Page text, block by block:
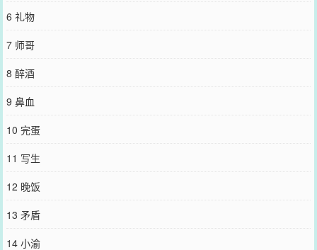
的猫也湿润了眼睛，“喵。”柏沉：……你要不先，起来？事后据柏沉
回忆，他从没见过饿成这样的人……和猫。一碗普普通通的黄焖鸡米
饭，人边吃边哭，猫边吃边叫……——在因为心理问题休学的两年
里，柏（bai）沉自学做饭并且开始在网上发布美食制作教程，同时也
渐渐生出了一种投喂美食的心理。他将这件事埋在了心底。直到复学
的第三天夜里，一个漂亮的粉发青年敲开了他的门……从此这种心理
得到了极大的满足。小剧场1：察觉到祝渝是自己的粉丝以后，他在祝
渝的账号发现了对方的择偶标准。于是后来——“祝渝同学，我有厨师
证，可以变着花样给你做菜。我爸是钻石王老五，我是他唯一的继承
人，你完全可以不用出去工作。我有自己的别墅，婚后你可以睡到下
午三点。我身体健康，无不良嗜好，周周健身，这是我的体检报告。
你不想孝敬公婆也可以……”说完，柏沉打开手机播放了一段语音，那
是他妈妈发来的。“他不用孝敬公婆！他要实在介意我们，我们可以去
流浪。”妈妈说。于是柏沉接话：“所以你可以和我交往吗？”祝渝嘴里
的红烧肉掉了下来：诶？小剧场2：两人因为一点小事吵了架。柏沉做
了糕点去找祝渝和好。祝渝生气问：“你来干嘛？”柏沉：“道歉。”于是
祝渝：“对不起。糕点可以给我了吧。”柏沉：？#事已至此，先吃饭
6 礼物
7 师哥
8 醉酒
9 鼻血
10 完蛋
11 写生
12 晚饭
13 矛盾
14 小渝